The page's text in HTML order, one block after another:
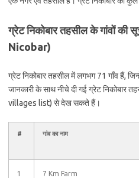
ग्रेट निकोबार तहसील के गांवों
Nicobar)
ग्रेट निकोबार तहसील में लगभग 71 गाँव हैं,
जानकारी के साथ नीचे दी गई ग्रेट निकोबार
villages list) से देख सकते हैं।
# गांव का नाम
1 7 Km Farm